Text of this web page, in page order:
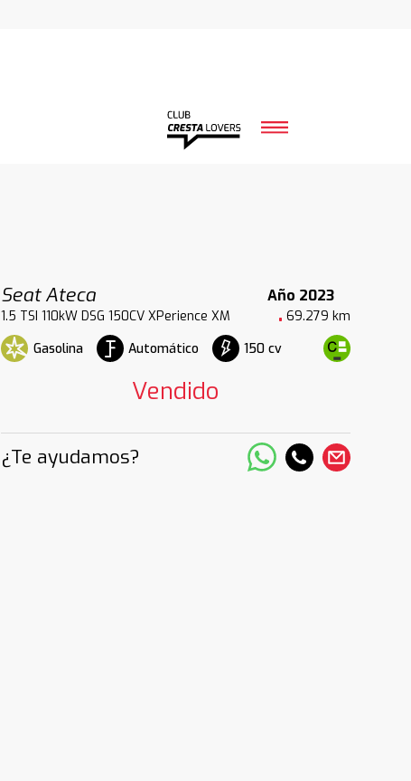
Seat Ateca
Año 2023
1.5 TSI 110kW DSG 150CV XPerience XM
69.279 km
Gasolina
Automático 150 cv
Vendido
¿Te ayudamos?